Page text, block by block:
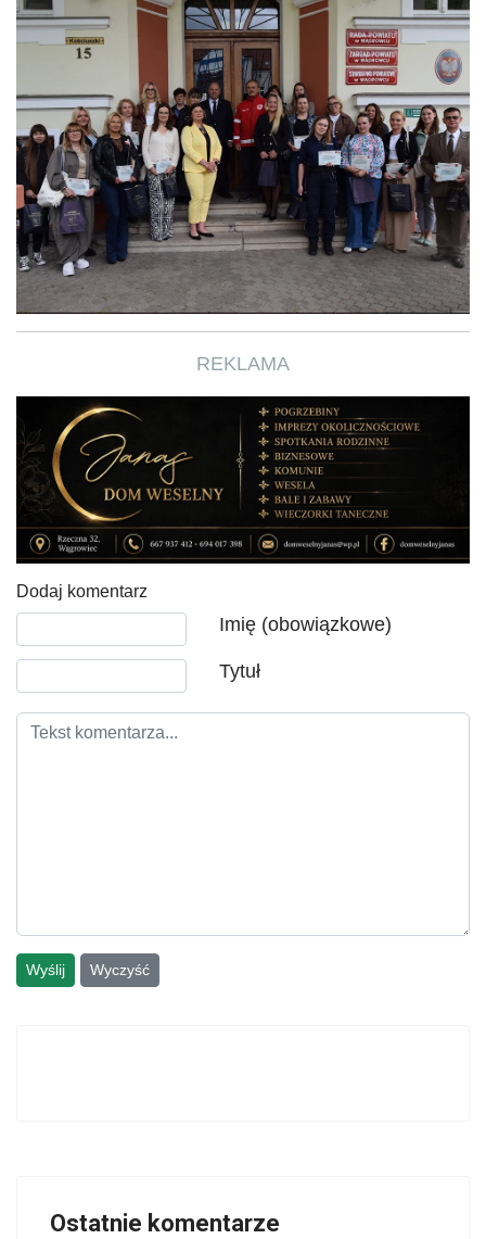
REKLAMA
Dodaj komentarz
Imię (obowiązkowe)
Tytuł
Wyślij Wyczyść
Ostatnie komentarze